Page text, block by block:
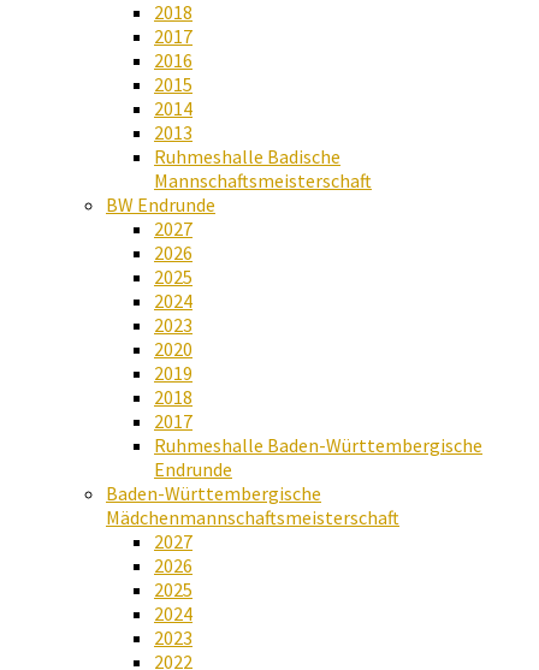
2018
2017
2016
2015
2014
2013
Ruhmeshalle Badische
Mannschaftsmeisterschaft
BW Endrunde
2027
2026
2025
2024
2023
2020
2019
2018
2017
Ruhmeshalle Baden-Württembergische
Endrunde
Baden-Württembergische
Mädchenmannschaftsmeisterschaft
2027
2026
2025
2024
2023
2022